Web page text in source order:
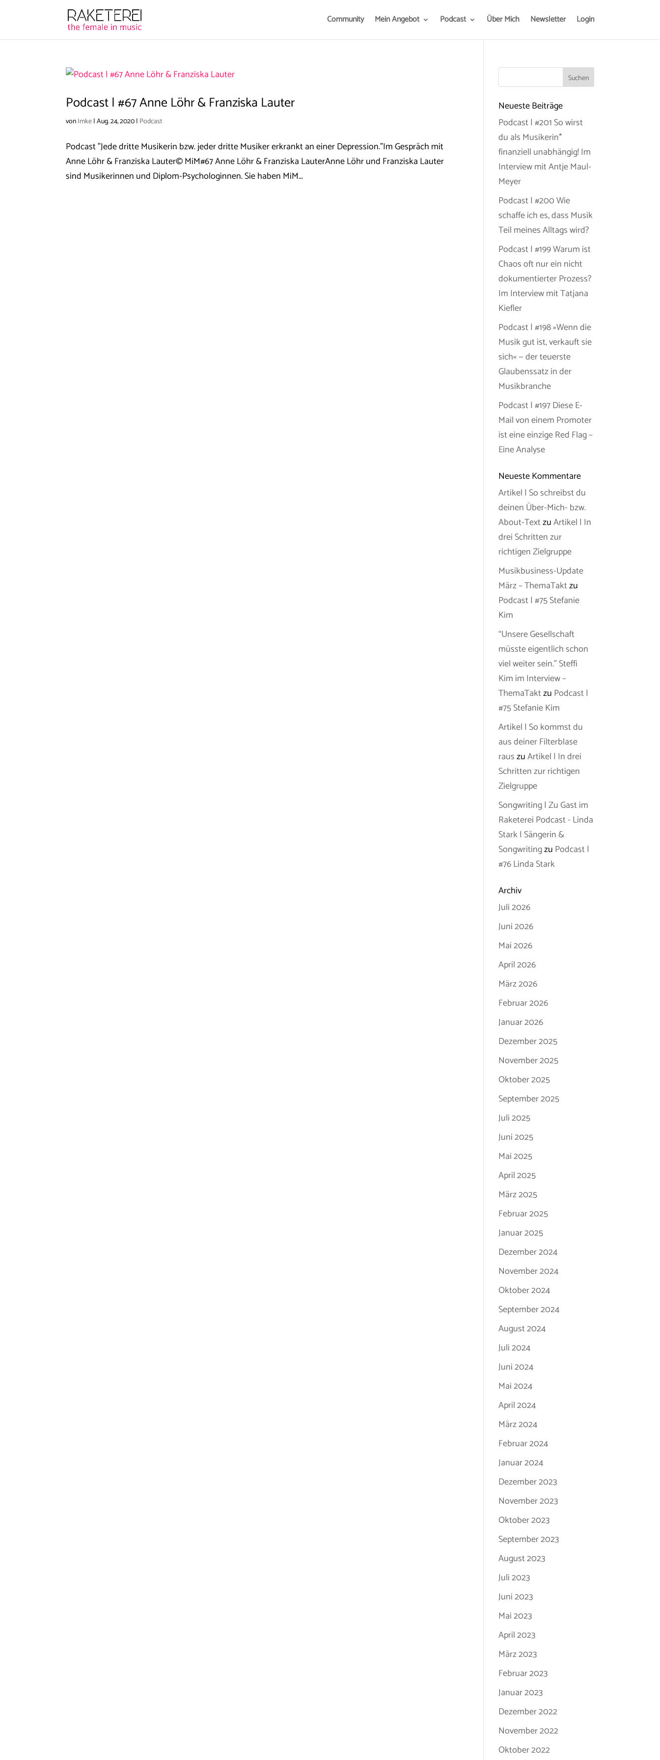
Community Mein Angebot Podcast Über Mich Newsletter Login
Podcast | #67 Anne Löhr & Franziska Lauter
vonImke|Aug. 24, 2020| Podcast
Podcast "Jede dritte Musikerin bzw. jeder dritte Musiker erkrankt an einer Depression."Im Gespräch mit
Anne Löhr & Franziska Lauter© MiM#67 Anne Löhr & Franziska LauterAnne Löhr und Franziska Lauter
sind Musikerinnen und Diplom-Psychologinnen. Sie haben MiM...
Neueste Beiträge
Podcast | #201 So wirst
du als Musikerin*
finanziell unabhängig! Im
Interview mit Antje Maul-
Meyer
Podcast | #200 Wie
schaffe ich es, dass Musik
Teil meines Alltags wird?
Podcast | #199 Warum ist
Chaos oft nur ein nicht
dokumentierter Prozess?
Im Interview mit Tatjana
Kiefler
Podcast | #198 »Wenn die
Musik gut ist, verkauft sie
sich« — der teuerste
Glaubenssatz in der
Musikbranche
Podcast | #197 Diese E-
Mail von einem Promoter
ist eine einzige Red Flag –
Eine Analyse
Neueste Kommentare
Artikel | So schreibst du
deinen Über-Mich- bzw.
About-TextzuArtikel | In
drei Schritten zur
richtigen Zielgruppe
Musikbusiness-Update
März – ThemaTaktzu
Podcast | #75 Stefanie
Kim
“Unsere Gesellschaft
müsste eigentlich schon
viel weiter sein.” Steffi
Kim im Interview –
ThemaTaktzu Podcast |
#75 Stefanie Kim
Artikel | So kommst du
aus deiner Filterblase
rauszuArtikel | In drei
Schritten zur richtigen
Zielgruppe
Songwriting | Zu Gast im
Raketerei Podcast - Linda
Stark | Sängerin &
Songwritingzu Podcast |
#76 Linda Stark
Archiv
Juli 2026
Juni 2026
Mai 2026
April 2026
März 2026
Februar 2026
Januar 2026
Dezember 2025
November 2025
Oktober 2025
September 2025
Juli 2025
Juni 2025
Mai 2025
April 2025
März 2025
Februar 2025
Januar 2025
Dezember 2024
November 2024
Oktober 2024
September 2024
August 2024
Juli 2024
Juni 2024
Mai 2024
April 2024
März 2024
Februar 2024
Januar 2024
Dezember 2023
November 2023
Oktober 2023
September 2023
August 2023
Juli 2023
Juni 2023
Mai 2023
April 2023
März 2023
Februar 2023
Januar 2023
Dezember 2022
November 2022
Oktober 2022